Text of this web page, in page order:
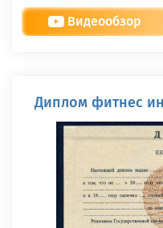
Видеообзор
Диплом фитнес